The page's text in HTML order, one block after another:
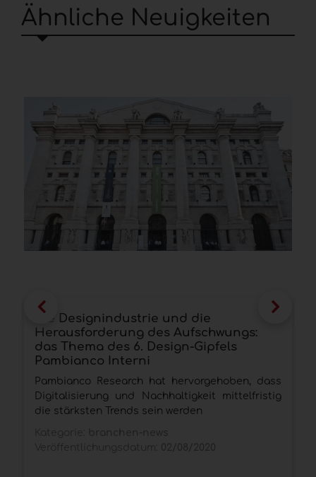
Ähnliche Neuigkeiten
Die Designindustrie und die
Herausforderung des Aufschwungs:
das Thema des 6. Design-Gipfels
Pambianco Interni
Pambianco Research hat hervorgehoben, dass
Digitalisierung und Nachhaltigkeit mittelfristig
die stärksten Trends sein werden